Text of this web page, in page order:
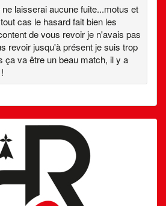
laisserai aucune fuite...motus et
cas le hasard fait bien les
de vous revoir je n'avais pas
revoir jusqu'à présent je suis trop
ça va être un beau match, il y a